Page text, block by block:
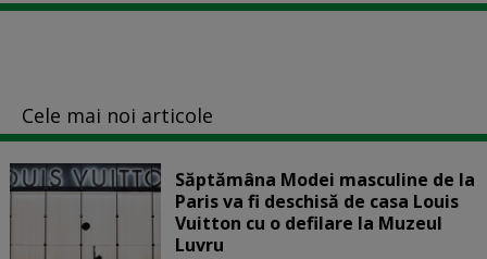
Cele mai noi articole
Săptămâna Modei masculine de la
Paris va fi deschisă de casa Louis
Vuitton cu o defilare la Muzeul
Luvru